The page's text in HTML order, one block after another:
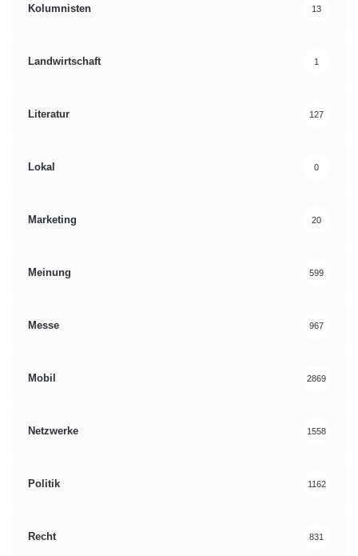
Kolumnisten 13
Landwirtschaft 1
Literatur 127
Lokal 0
Marketing 20
Meinung 599
Messe 967
Mobil 2869
Netzwerke 1558
Politik 1162
Recht 831